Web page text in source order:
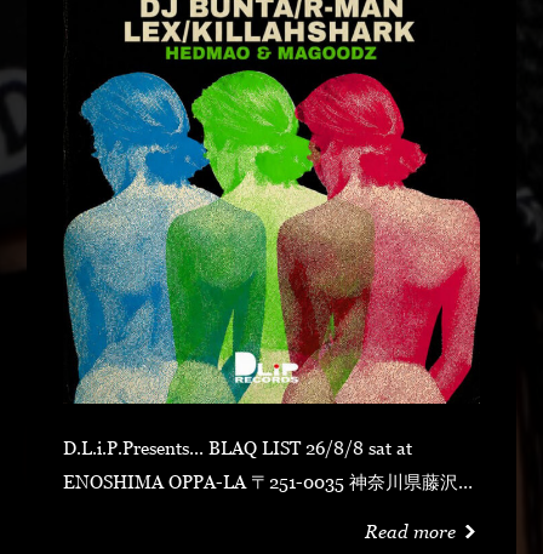
D.L.i.P.Presents... BLAQ LIST 26/8/8 sat at
ENOSHIMA OPPA-LA 〒251-0035 神奈川県藤沢市
Read more